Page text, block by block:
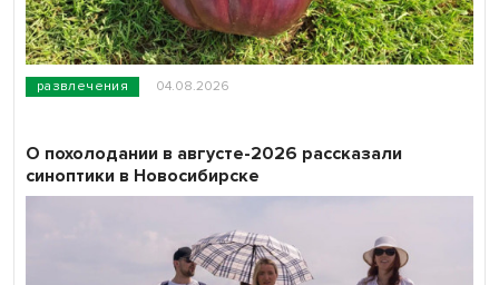
развлечения 04.08.2026
О похолодании в августе-2026 рассказали
синоптики в Новосибирске